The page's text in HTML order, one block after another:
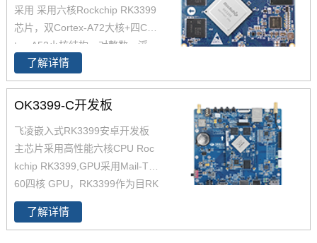
采用 采用六核Rockchip RK3399
芯片，双Cortex-A72大核+四Cor
tex-A53小核结构，对整数、浮
点、内存等作了大幅优化，在整
体性能、功耗及核心面积三个方
面提升。以下将对瑞芯微芯片RK
其性能做具体介绍。如您对飞凌
RK3399系列核心板有兴趣，欢
迎咨询了解。
了解详情
OK3399-C开发板
飞凌嵌入式RK3399安卓开发板
主芯片采用高性能六核CPU Roc
kchip RK3399,GPU采用Mail-T8
60四核 GPU，RK3399作为目RK
产品线中低功耗、高性能的代
表，可满足人脸识别设备、机器
了解详情